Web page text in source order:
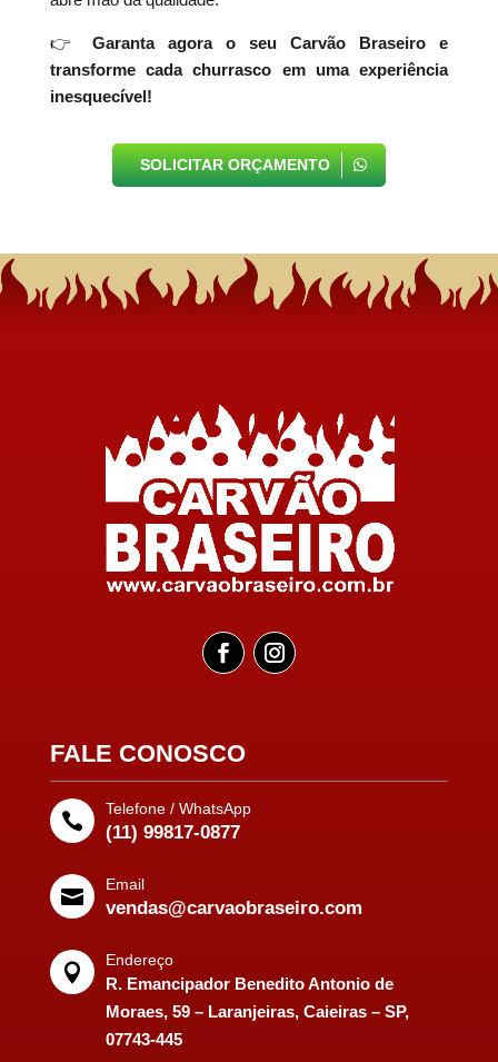
👉
Garanta agora o seu Carvão Braseiro e
transforme cada churrasco em uma experiência
inesquecível!
SOLICITAR ORÇAMENTO
FALE CONOSCO

Telefone / WhatsApp
(11) 99817-0877

Email
vendas@carvaobraseiro.com

Endereço
R. Emancipador Benedito Antonio de
Moraes, 59 – Laranjeiras, Caieiras – SP,
07743-445